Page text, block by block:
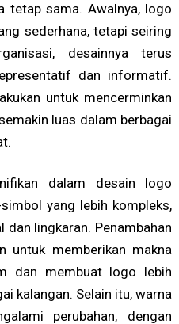
tetap sama. Awalnya, logo
sederhana, tetapi seiring
desainnya terus
dan informatif.
untuk mencerminkan
luas dalam berbagai
dalam desain logo
yang lebih kompleks,
lingkaran. Penambahan
untuk memberikan makna
dan membuat logo lebih
kalangan. Selain itu, warna
perubahan, dengan